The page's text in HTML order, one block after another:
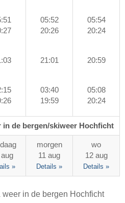
05:52
20:26
05:54
20:24
21:01 20:59
03:40
19:59
05:08
20:24
in de bergen/skiweer Hochficht
»
morgen
11 aug
Details »
wo
12 aug
Details »
in de bergen Hochficht